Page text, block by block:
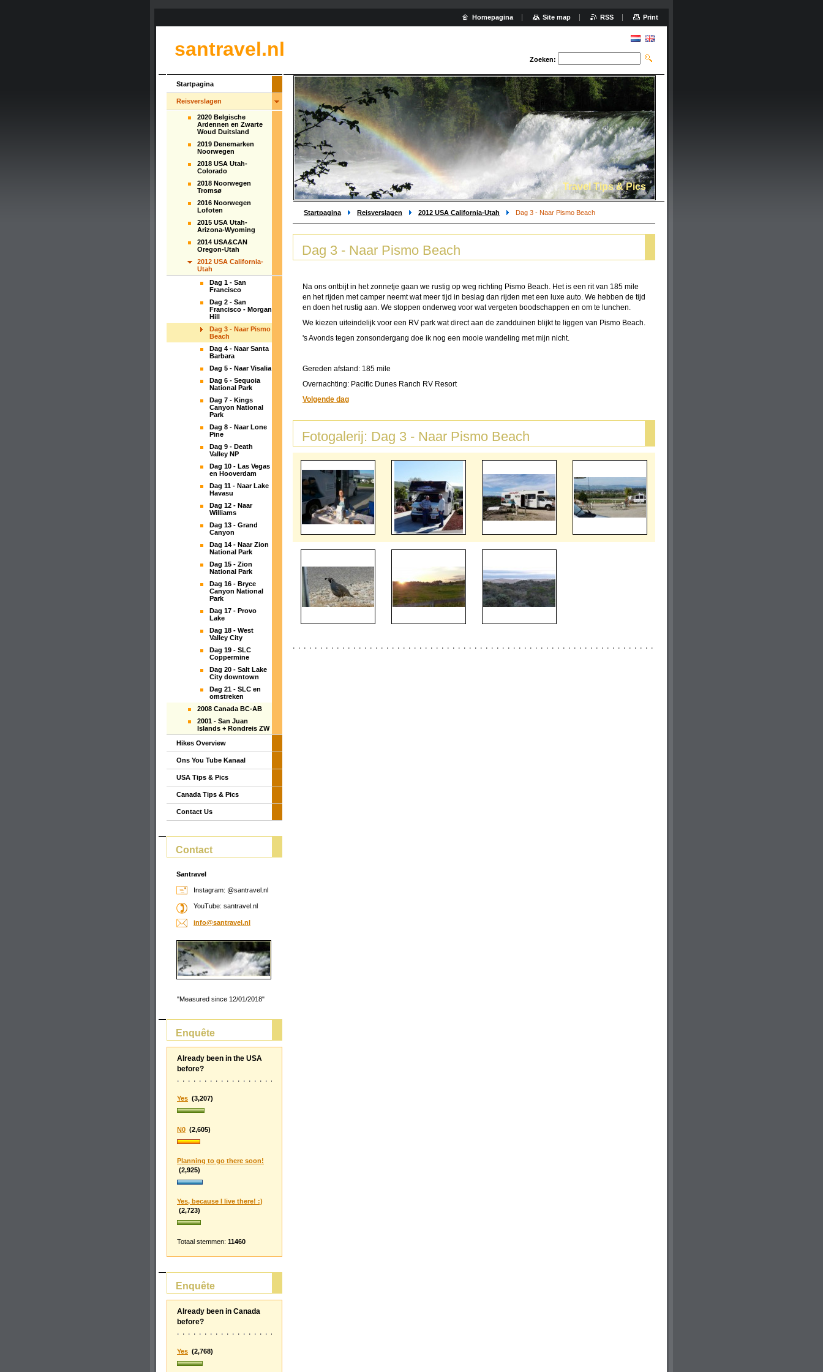
santravel.nl Zoeken:
Travel Tips & Pics
Startpagina Reisverslagen 2012 USA California-Utah Dag 3 - Naar Pismo Beach
Dag 3 - Naar Pismo Beach
Na ons ontbijt in het zonnetje gaan we rustig op weg richting Pismo Beach. Het is een rit van 185 mile
en het rijden met camper neemt wat meer tijd in beslag dan rijden met een luxe auto. We hebben de tijd
en doen het rustig aan. We stoppen onderweg voor wat vergeten boodschappen en om te lunchen.
We kiezen uiteindelijk voor een RV park wat direct aan de zandduinen blijkt te liggen van Pismo Beach.
's Avonds tegen zonsondergang doe ik nog een mooie wandeling met mijn nicht.
Gereden afstand: 185 mile
Overnachting: Pacific Dunes Ranch RV Resort
Volgende dag
Fotogalerij: Dag 3 - Naar Pismo Beach
Startpagina
Reisverslagen
2020 Belgische
Ardennen en Zwarte
Woud Duitsland
2019 Denemarken
Noorwegen
2018 USA Utah-
Colorado
2018 Noorwegen
Tromsø
2016 Noorwegen
Lofoten
2015 USA Utah-
Arizona-Wyoming
2014 USA&CAN
Oregon-Utah
2012 USA California-
Utah
Dag 1 - San
Francisco
Dag 2 - San
Francisco - Morgan
Hill
Dag 3 - Naar Pismo
Beach
Dag 4 - Naar Santa
Barbara
Dag 5 - Naar Visalia
Dag 6 - Sequoia
National Park
Dag 7 - Kings
Canyon National
Park
Dag 8 - Naar Lone
Pine
Dag 9 - Death
Valley NP
Dag 10 - Las Vegas
en Hooverdam
Dag 11 - Naar Lake
Havasu
Dag 12 - Naar
Williams
Dag 13 - Grand
Canyon
Dag 14 - Naar Zion
National Park
Dag 15 - Zion
National Park
Dag 16 - Bryce
Canyon National
Park
Dag 17 - Provo
Lake
Dag 18 - West
Valley City
Dag 19 - SLC
Coppermine
Dag 20 - Salt Lake
City downtown
Dag 21 - SLC en
omstreken
2008 Canada BC-AB
2001 - San Juan
Islands + Rondreis ZW
Hikes Overview
Ons You Tube Kanaal
USA Tips & Pics
Canada Tips & Pics
Contact Us
Contact
Santravel
Instagram: @santravel.nl
YouTube: santravel.nl
info@santravel.nl
"Measured since 12/01/2018"
Enquête
Already been in the USA
before?
Yes (3,207)
N0 (2,605)
Planning to go there soon!
(2,925)
Yes, because I live there! :)
(2,723)
Totaal stemmen: 11460
Enquête
Already been in Canada
before?
Yes (2,768)
Homepagina Site map RSS Print